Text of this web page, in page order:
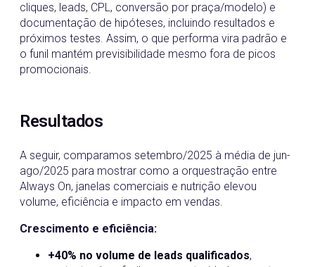
cliques, leads, CPL, conversão por praça/modelo) e
documentação de hipóteses, incluindo resultados e
próximos testes. Assim, o que performa vira padrão e
o funil mantém previsibilidade mesmo fora de picos
promocionais.
Resultados
A seguir, comparamos setembro/2025 à média de jun-
ago/2025 para mostrar como a orquestração entre
Always On, janelas comerciais e nutrição elevou
volume, eficiência e impacto em vendas.
Crescimento e eficiência:
+40% no volume de leads qualificados,